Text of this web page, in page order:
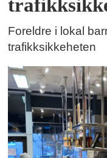
Foreldre i lokal
trafikksikkeheten